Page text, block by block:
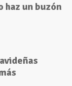
haz un buzón